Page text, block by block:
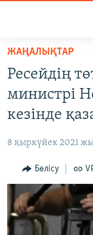
Skip
main
content
to
main
Navigation
to
Search
AZATTYQTV
АДАМ
ӘЛЕУМЕТ
ӘЛЕМ
АРНАЙЫ
ЖАҢАЛЫҚТАР
Ресейдің
министрі
кезінде
8 қыркүйек 2021
Бөлісу